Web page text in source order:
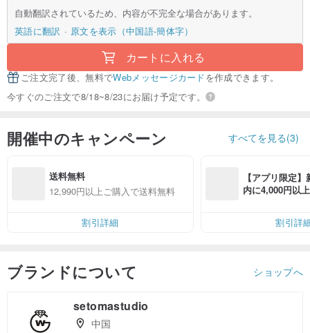
自動翻訳されているため、内容が不完全な場合があります。
英語に翻訳
原文を表示（中国語-簡体字）
カートに入れる
ご注文完了後、無料でWebメッセージカードを作成できます。
今すぐのご注文で8/18~8/23にお届け予定です。
開催中のキャンペーン すべてを見る(3)
送料無料
12,990円以上ご購入で送料無料
割引詳細
【アプリ限定
内に4,000円以
割引詳
ブランドについて ショップへ
setomastudio
中国